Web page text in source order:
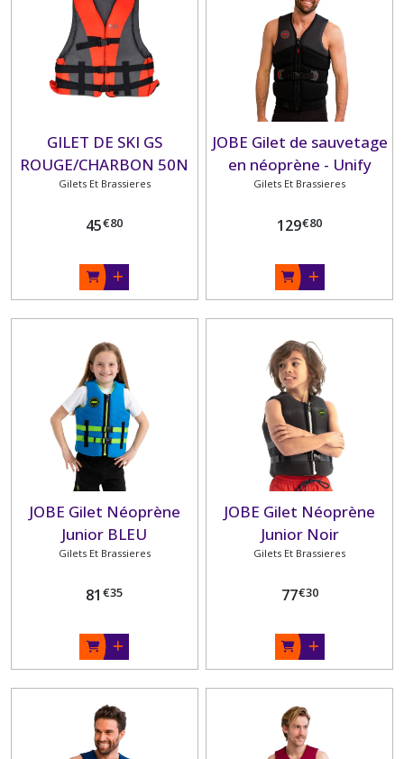
GILET DE SKI GS
ROUGE/CHARBON 50N
IMNASA
Gilets Et Brassieres
45€80
JOBE Gilet de sauvetage
en néoprène - Unify
Gilets Et Brassieres
129€80
JOBE Gilet Néoprène
Junior BLEU
Gilets Et Brassieres
81 €35
JOBE Gilet Néoprène
Junior Noir
Gilets Et Brassieres
77€30